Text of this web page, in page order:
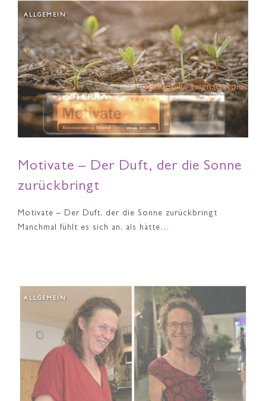
ALLGEMEIN
Motivate – Der Duft, der die Sonne
zurückbringt
Motivate – Der Duft, der die Sonne zurückbringt
Manchmal fühlt es sich an, als hätte…
ALLGEMEIN